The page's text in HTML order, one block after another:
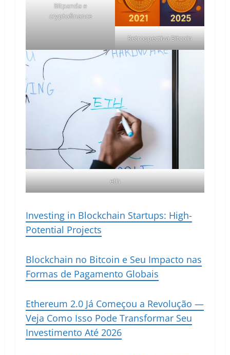
Bitpanda e
cryptofinance
Retrospectiva Bitcoin
eth
Investing in Blockchain Startups: High-
Potential Projects
Blockchain no Bitcoin e Seu Impacto nas
Formas de Pagamento Globais
Ethereum 2.0 Já Começou a Revolução —
Veja Como Isso Pode Transformar Seu
Investimento Até 2026